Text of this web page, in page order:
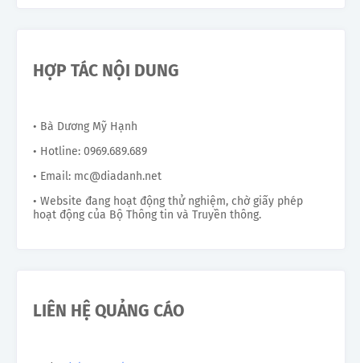
HỢP TÁC NỘI DUNG
• Bà Dương Mỹ Hạnh
• Hotline: 0969.689.689
• Email: mc@diadanh.net
• Website đang hoạt động thử nghiệm, chờ giấy phép
hoạt động của Bộ Thông tin và Truyền thông.
LIÊN HỆ QUẢNG CÁO